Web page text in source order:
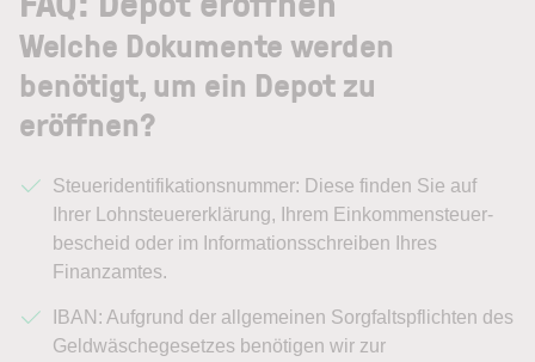
Welche Dokumente werden
benötigt, um ein Depot zu
eröffnen?
Steueridentifikationsnummer: Diese finden Sie auf
Ihrer Lohnsteuererklärung, Ihrem Einkommen­steuer­
bescheid oder im Informationsschreiben Ihres
Finanzamtes.
IBAN: Aufgrund der allgemeinen Sorgfaltspflichten des
Geldwäsche­gesetzes benötigen wir zur